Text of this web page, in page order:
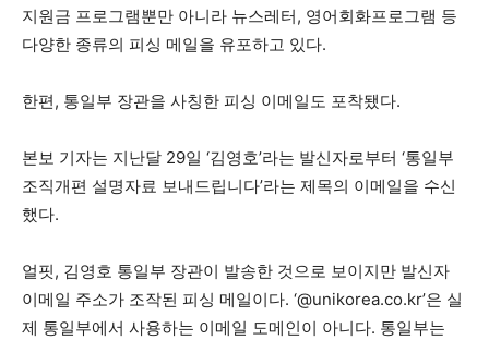
지원금 프로그램뿐만 아니라 뉴스레터, 영어회화프로그램 등
다양한 종류의 피싱 메일을 유포하고 있다.
한편, 통일부 장관을 사칭한 피싱 이메일도 포착됐다.
본보 기자는 지난달 29일 ‘김영호’라는 발신자로부터 ‘통일부
조직개편 설명자료 보내드립니다’라는 제목의 이메일을 수신
했다.
얼핏, 김영호 통일부 장관이 발송한 것으로 보이지만 발신자
이메일 주소가 조작된 피싱 메일이다. ‘@unikorea.co.kr’은 실
제 통일부에서 사용하는 이메일 도메인이 아니다. 통일부는